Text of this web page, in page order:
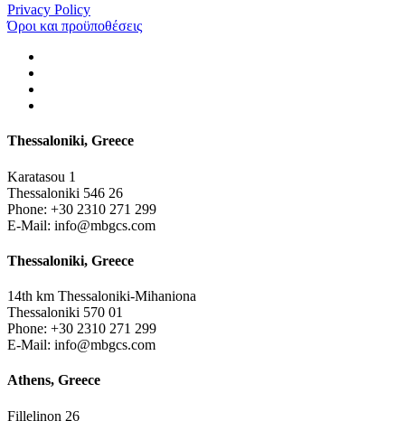
Privacy Policy
Όροι και προϋποθέσεις
Thessaloniki, Greece
Karatasou 1
Thessaloniki 546 26
Phone: +30 2310 271 299
E-Mail: info@mbgcs.com
Thessaloniki, Greece
14th km Thessaloniki-Mihaniona
Thessaloniki 570 01
Phone: +30 2310 271 299
E-Mail: info@mbgcs.com
Athens, Greece
Fillelinon 26